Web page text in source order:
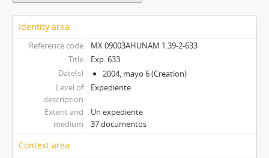
Identity area
Reference code
MX 09003AHUNAM 1.39-2-633
Title
Exp. 633
Date(s)
2004, mayo 6 (Creation)
Level of
description
Expediente
Extent and
medium
Un expediente
37 documentos
Context area